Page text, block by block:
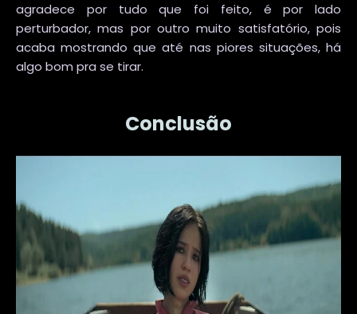
agradece por tudo que foi feito, é por lado
perturbador, mas por outro muito satisfatório, pois
acaba mostrando que até nas piores situações, há
algo bom pra se tirar.
Conclusão